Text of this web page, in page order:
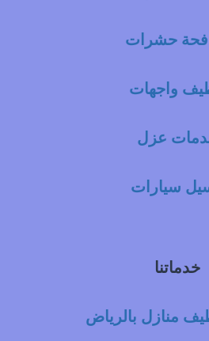
حشرات
واجهات
عزل
سيارات
خدماتنا
منازل بالرياض